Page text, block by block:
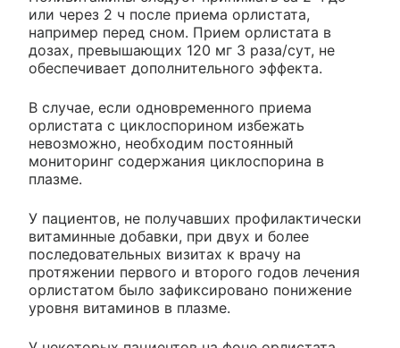
или через 2 ч после приема орлистата,
например перед сном. Прием орлистата в
дозах, превышающих 120 мг 3 раза/сут, не
обеспечивает дополнительного эффекта.
В случае, если одновременного приема
орлистата с циклоспорином избежать
невозможно, необходим постоянный
мониторинг содержания циклоспорина в
плазме.
У пациентов, не получавших профилактически
витаминные добавки, при двух и более
последовательных визитах к врачу на
протяжении первого и второго годов лечения
орлистатом было зафиксировано понижение
уровня витаминов в плазме.